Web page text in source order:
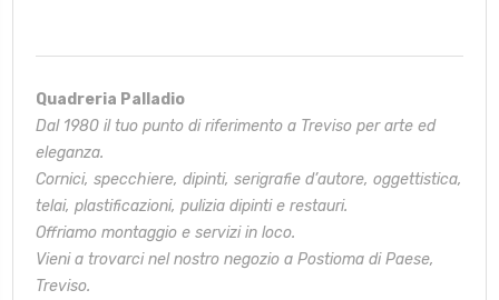
Quadreria Palladio
Dal 1980 il tuo punto di riferimento a Treviso per arte ed
eleganza.
Cornici, specchiere, dipinti, serigrafie d’autore, oggettistica,
telai, plastificazioni, pulizia dipinti e restauri.
Offriamo montaggio e servizi in loco.
Vieni a trovarci nel nostro negozio a Postioma di Paese,
Treviso.